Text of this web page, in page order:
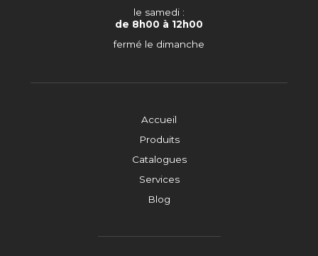
Accueil
Produits
Catalogues
Services
Blog
le samedi :
de 8h00 à 12h00
fermé le dimanche